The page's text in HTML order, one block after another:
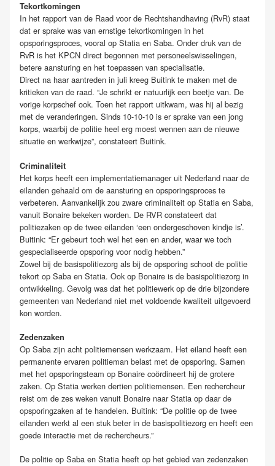
Tekortkomingen
In het rapport van de Raad voor de Rechtshandhaving (RvR) staat
dat er sprake was van ernstige tekortkomingen in het
opsporingsproces, vooral op Statia en Saba. Onder druk van de
RvR is het KPCN direct begonnen met personeelswisselingen,
betere aansturing en het toepassen van specialisatie.
Direct na haar aantreden in juli kreeg Buitink te maken met de
kritieken van de raad. “Je schrikt er natuurlijk een beetje van. De
vorige korpschef ook. Toen het rapport uitkwam, was hij al bezig
met de veranderingen. Sinds 10-10-10 is er sprake van een jong
korps, waarbij de politie heel erg moest wennen aan de nieuwe
situatie en werkwijze”, constateert Buitink.
Criminaliteit
Het korps heeft een implementatiemanager uit Nederland naar de
eilanden gehaald om de aansturing en opsporingsproces te
verbeteren. Aanvankelijk zou zware criminaliteit op Statia en Saba,
vanuit Bonaire bekeken worden. De RVR constateert dat
politiezaken op de twee eilanden ‘een ondergeschoven kindje is’.
Buitink: “Er gebeurt toch wel het een en ander, waar we toch
gespecialiseerde opsporing voor nodig hebben.”
Zowel bij de basispolitiezorg als bij de opsporing schoot de politie
tekort op Saba en Statia. Ook op Bonaire is de basispolitiezorg in
ontwikkeling. Gevolg was dat het politiewerk op de drie bijzondere
gemeenten van Nederland niet met voldoende kwaliteit uitgevoerd
kon worden.
Zedenzaken
Op Saba zijn acht politiemensen werkzaam. Het eiland heeft een
permanente ervaren politieman belast met de opsporing. Samen
met het opsporingsteam op Bonaire coördineert hij de grotere
zaken. Op Statia werken dertien politiemensen. Een rechercheur
reist om de zes weken vanuit Bonaire naar Statia op daar de
opsporingzaken af te handelen. Buitink: “De politie op de twee
eilanden werkt al een stuk beter in de basispolitiezorg en heeft een
goede interactie met de rechercheurs.”
De politie op Saba en Statia heeft op het gebied van zedenzaken